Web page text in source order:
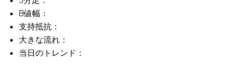
B値幅：
支持抵抗：
大きな流れ：
当日のトレンド：